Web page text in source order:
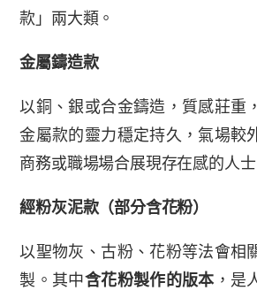
款」兩大類。
金屬鑄造款
以銅、銀或合金鑄造，質感莊重
金屬款的靈力穩定持久，氣場較
商務或職場場合展現存在感的人士
經粉灰泥款（部分含花粉）
以聖物灰、古粉、花粉等法會相
製。其中含花粉製作的版本 ，是